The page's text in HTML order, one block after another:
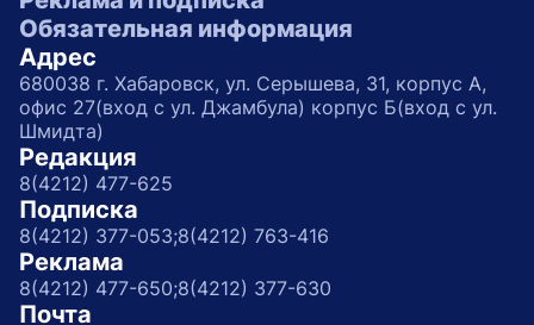
Обязательная информация
Адрес
680038 г. Хабаровск, ул. Серышева, 31, корпус А,
офис 27(вход с ул. Джамбула) корпус Б(вход с ул.
Шмидта)
Редакция
8(4212) 477-625
Подписка
8(4212) 377-053;8(4212) 763-416
Реклама
8(4212) 477-650;8(4212) 377-630
Почта